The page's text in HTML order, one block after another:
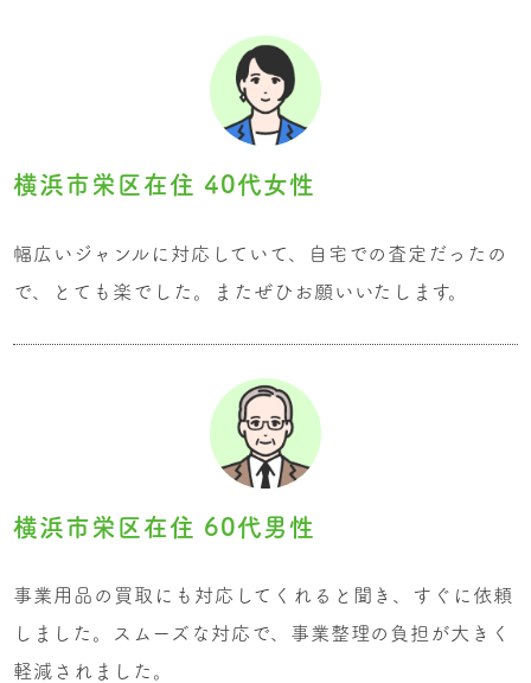
横浜市栄区在住 40代女性
幅広いジャンルに対応していて、自宅での査定だったの
で、とても楽でした。またぜひお願いいたします。
横浜市栄区在住 60代男性
事業用品の買取にも対応してくれると聞き、すぐに依頼
しました。スムーズな対応で、事業整理の負担が大きく
軽減されました。